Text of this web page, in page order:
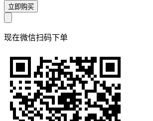
立即购买
现在微信扫码下单